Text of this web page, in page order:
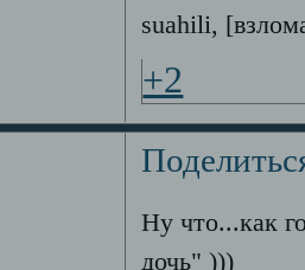
suahili,
+2
Ну что...как
дочь" )))